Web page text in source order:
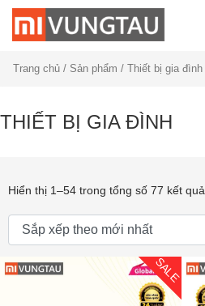
Trang chủ / Sản phẩm / Thiết bị gia đình
THIẾT BỊ GIA ĐÌNH
Hiển thị 1–54 trong tổng số 77 kết quả
SALE